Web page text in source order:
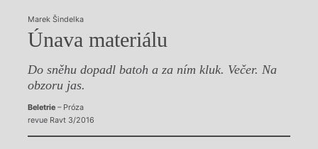
Rozhovory
Dokument
Marek Šindelka
Únava materiálu
Do sněhu dopadl batoh a za ním kluk. Večer. Na
obzoru jas.
Beletrie– Próza
revue Ravt 3/2016